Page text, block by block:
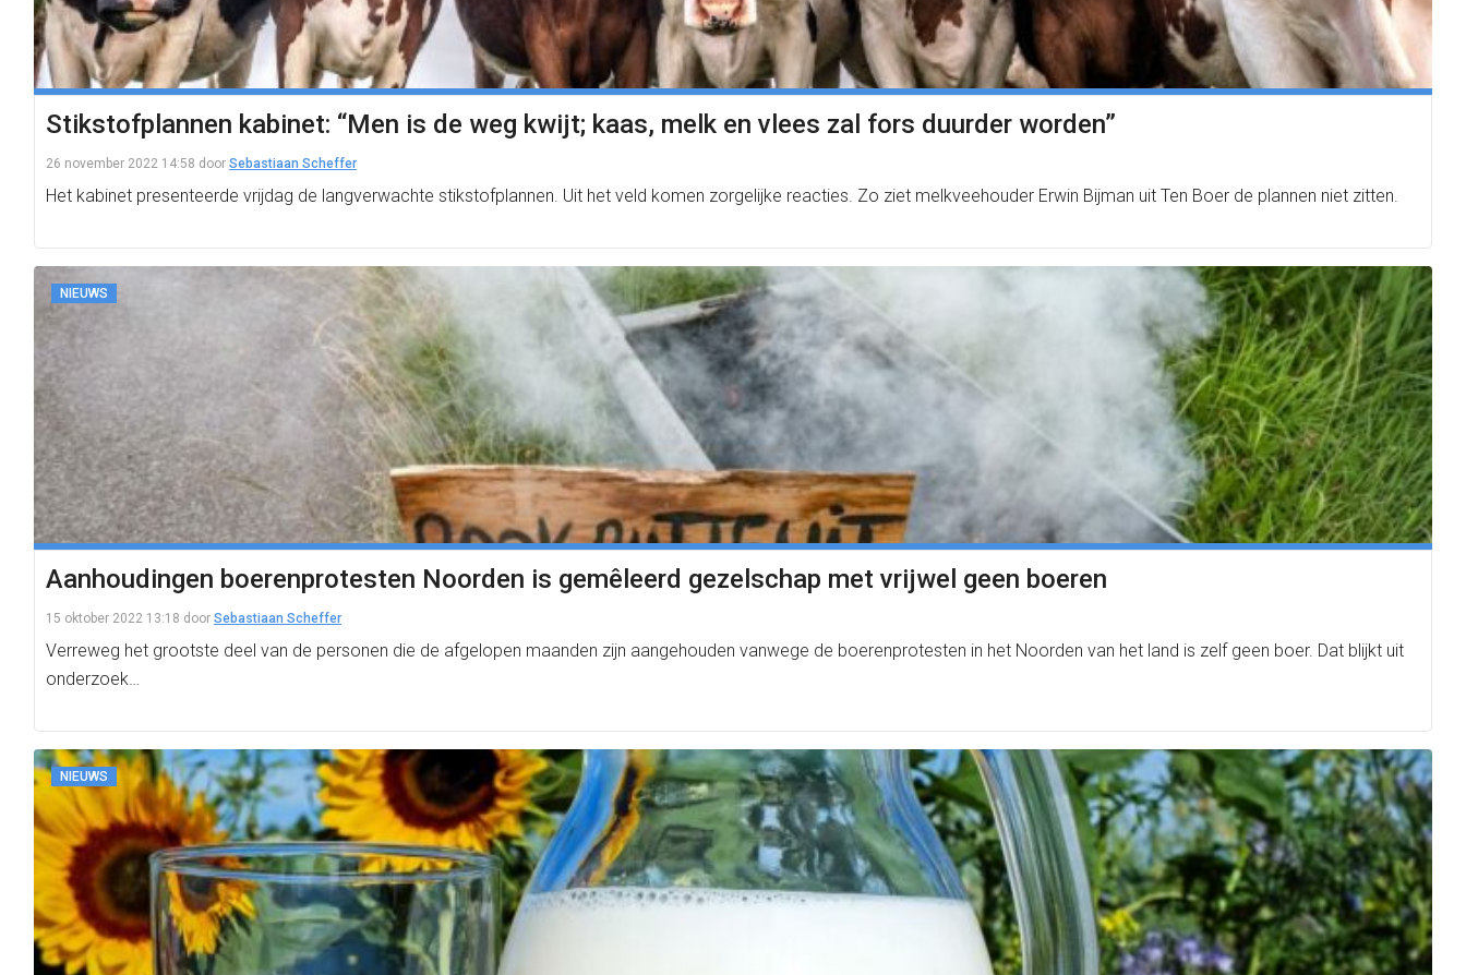
Stikstofplannen kabinet: “Men is de weg kwijt; kaas, melk en vlees zal fors duurder worden”
26 november 2022 14:58 door Sebastiaan Scheffer
Het kabinet presenteerde vrijdag de langverwachte stikstofplannen. Uit het veld komen zorgelijke reacties. Zo ziet melkveehouder Erwin Bijman uit Ten Boer de plannen niet zitten.
NIEUWS
Aanhoudingen boerenprotesten Noorden is gemêleerd gezelschap met vrijwel geen boeren
15 oktober 2022 13:18 door Sebastiaan Scheffer
Verreweg het grootste deel van de personen die de afgelopen maanden zijn aangehouden vanwege de boerenprotesten in het Noorden van het land is zelf geen boer. Dat blijkt uit
onderzoek…
NIEUWS